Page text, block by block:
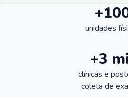
unidades
+3
clínicas e
coleta de